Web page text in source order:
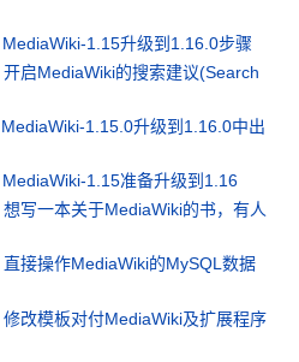
MediaWiki-1.15升级到1.16.0步骤
开启MediaWiki的搜索建议(Search
MediaWiki-1.15.0升级到1.16.0中出
MediaWiki-1.15准备升级到1.16
想写一本关于MediaWiki的书，有人
直接操作MediaWiki的MySQL数据
修改模板对付MediaWiki及扩展程序